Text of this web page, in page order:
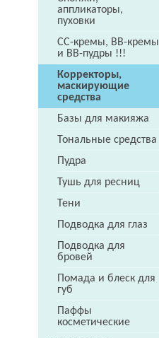
аппликаторы,
пуховки
CC-кремы, ВВ-кремы
и ВВ-пудры !!!
Корректоры,
маскирующие
средства
Базы для макияжа
Тональные средства
Пудра
Тушь для ресниц
Тени
Подводка для глаз
Подводка для
бровей
Помада и блеск для
губ
Паффы
косметические